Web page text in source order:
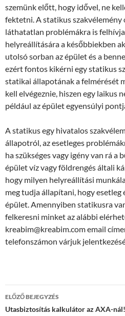
szemünk előtt, hogy idővel, ne
fektetni. A statikus szakvélemény
láthatatlan problémákra is
helyreállítására a későbbiekben
utolsó sorban az épület és a
ezért fontos kikérni egy statikus
statikai állapotának a felmérését
kell elvégeznie, hiszen egy laikus
például az épület egyensúlyi
A statikus egy hivatalos
állapotról, az esetleges
ha szükséges vagy igény van rá a
épület víz vagy földrengés általi
hogy milyen helyreállítási
meg tudja állapítani, hogy esetleg
épület. Amennyiben statikusra
felkeresni minket az alábbi
kreabim@kreabim.com email
telefonszámon várjuk
Bejegyzés
navigáció
ELŐZŐ BEJEGYZÉS
Utasbiztosítás kalkulátor az AXA-nál!